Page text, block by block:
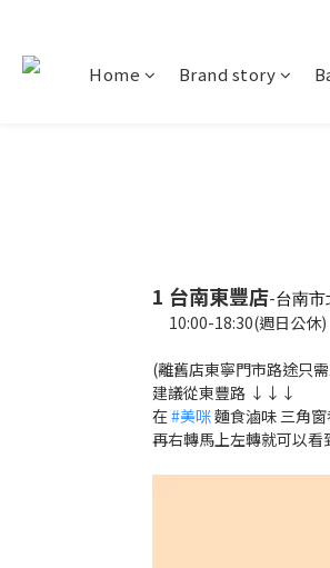
Home Brand story
1 台南東豐店-台南
10:00-18:30(週日公休)
(離舊店東寧門市路途只
建議從東豐路 ↓↓↓
在#美咪麵食滷味 三角
再右轉馬上左轉就可以看